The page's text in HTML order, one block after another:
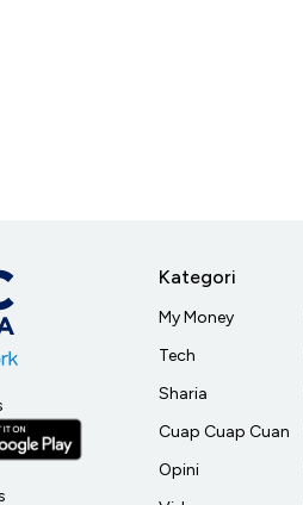
Kategori
My Money
Tech
Sharia
Cuap Cuap Cuan
Opini